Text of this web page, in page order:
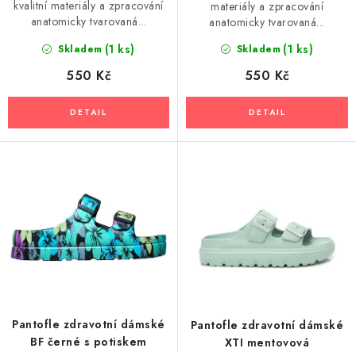
Skladem (1 ks)
550 Kč
kvalitní materiály a zpracování
anatomicky tvarovaná...
Skladem (1 ks)
550 Kč
materiály a zpracování
anatomicky tvarovaná...
Pantofle zdravotní dámské
BF černé s potiskem
Pantofle zdravotní dámské
XTI mentovová